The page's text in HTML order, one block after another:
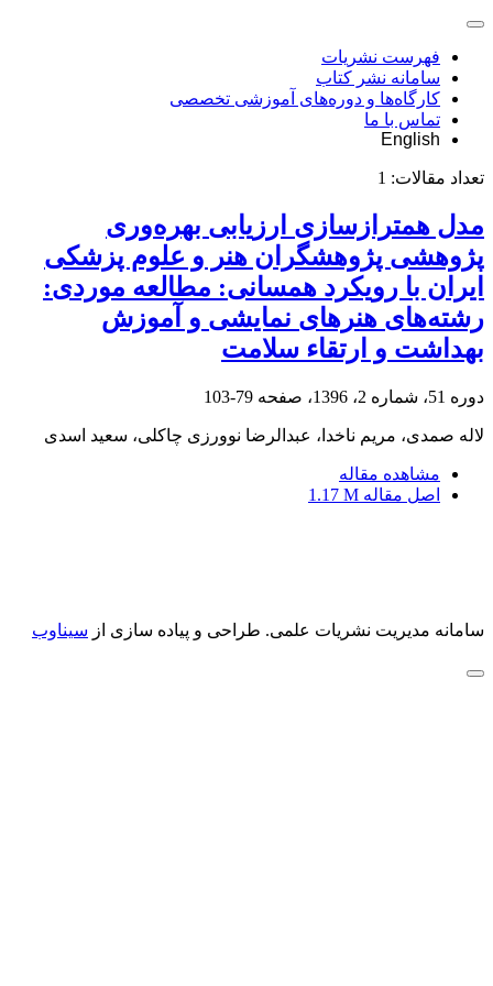
فهرست نشریات
سامانه نشر کتاب
کارگاه‌ها و دوره‌های آموزشی تخصصی
تماس با ما
English
تعداد مقالات: 1
مدل همترازسازی ارزیابی بهره‌وری
پژوهشی پژوهشگران هنر و علوم پزشکی
ایران با رویکرد همسانی: مطالعه موردی:
رشته‌های هنرهای نمایشی و آموزش
بهداشت و ارتقاء سلامت
دوره 51، شماره 2، 1396، صفحه 79-103
لاله صمدی، مریم ناخدا، عبدالرضا نوورزی چاکلی، سعید اسدی
مشاهده مقاله
اصل مقاله 1.17 M
سامانه مدیریت نشریات علمی. طراحی و پیاده سازی از سیناوب